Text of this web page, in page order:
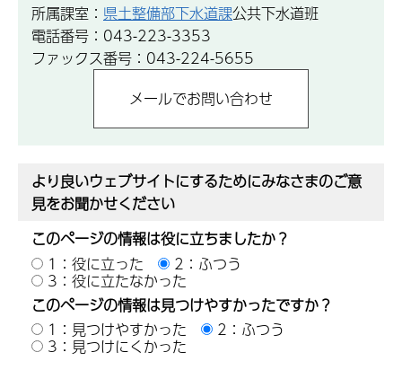
所属課室： 県土整備部下水道課公共下水道班
電話番号：043-223-3353
ファックス番号：043-224-5655
より良いウェブサイトにするためにみなさまのご意
見をお聞かせください
このページの情報は役に立ちましたか？
1：役に立った
2：ふつう
3：役に立たなかった
このページの情報は見つけやすかったですか？
1：見つけやすかった
2：ふつう
3：見つけにくかった